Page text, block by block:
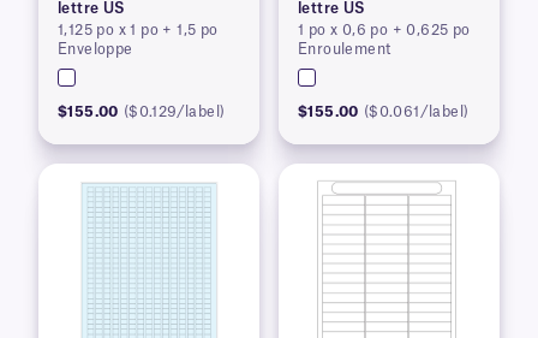
lettre US
1,125 po x 1 po + 1,5 po
Enveloppe
$155.00 ($0.129/label)
lettre US
1 po x 0,6 po + 0,625 po
Enroulement
$155.00 ($0.061/label)